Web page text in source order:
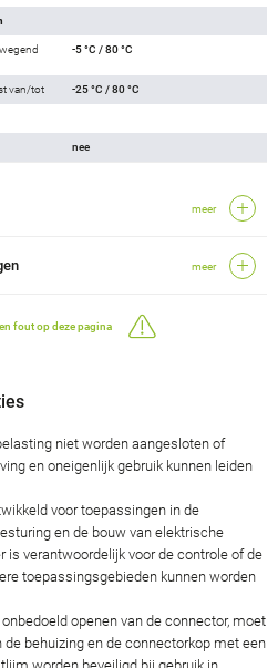
-5 °C / 80 °C
van/tot -25 °C / 80 °C
nee
meer
meer
fout op deze pagina
niet worden aangesloten of
en oneigenlijk gebruik kunnen leiden
voor toepassingen in de
en de bouw van elektrische
is verantwoordelijk voor de controle of de
toepassingsgebieden kunnen worden
openen van de connector, moet
behuizing en de connectorkop met een